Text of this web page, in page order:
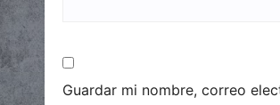
Guardar mi nombre, correo